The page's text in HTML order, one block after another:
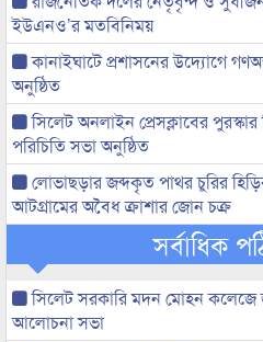
ইউএনও’র মতবিনিময়
কানাইঘাটে প্রশাসনের উদ্যোগে
অনুষ্ঠিত
সিলেট অনলাইন প্রেসক্লাবের
পরিচিতি সভা অনুষ্ঠিত
লোভাছড়ার জব্দকৃত পাথর চুরির
আটগ্রামের অবৈধ ক্রাশার জোন চক্র
সর্বাধিক
সিলেট সরকারি মদন মোহন কলেজে
আলোচনা সভা